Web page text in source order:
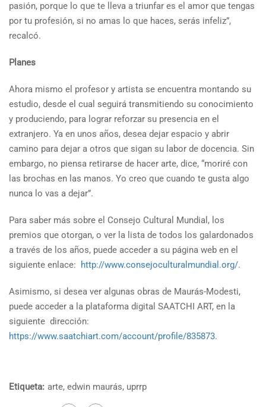
pasión, porque lo que te lleva a triunfar es el amor que tengas
por tu profesión, si no amas lo que haces, serás infeliz”,
recalcó.
Planes
Ahora mismo el profesor y artista se encuentra montando su
estudio, desde el cual seguirá transmitiendo su conocimiento
y produciendo, para lograr reforzar su presencia en el
extranjero. Ya en unos años, desea dejar espacio y abrir
camino para dejar a otros que sigan su labor de docencia. Sin
embargo, no piensa retirarse de hacer arte, dice, “moriré con
las brochas en las manos. Yo creo que cuando te gusta algo
nunca lo vas a dejar”.
Para saber más sobre el Consejo Cultural Mundial, los
premios que otorgan, o ver la lista de todos los galardonados
a través de los años, puede acceder a su página web en el
siguiente enlace:
http://www.consejoculturalmundial.org/.
Asimismo, si desea ver algunas obras de Maurás-Modesti,
puede acceder a la plataforma digital SAATCHI ART, en la
siguiente dirección:
https://www.saatchiart.com/account/profile/835873.
Etiqueta: arte, edwin maurás, uprrp